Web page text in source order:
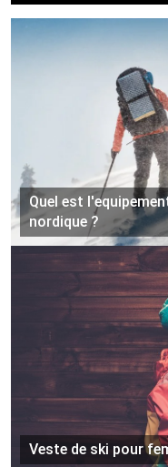
Quel est
nordique ?
Veste de ski pour